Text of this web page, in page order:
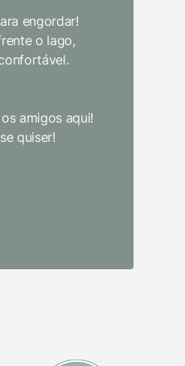
engordar!
o lago,
amigos aqui!
quiser!